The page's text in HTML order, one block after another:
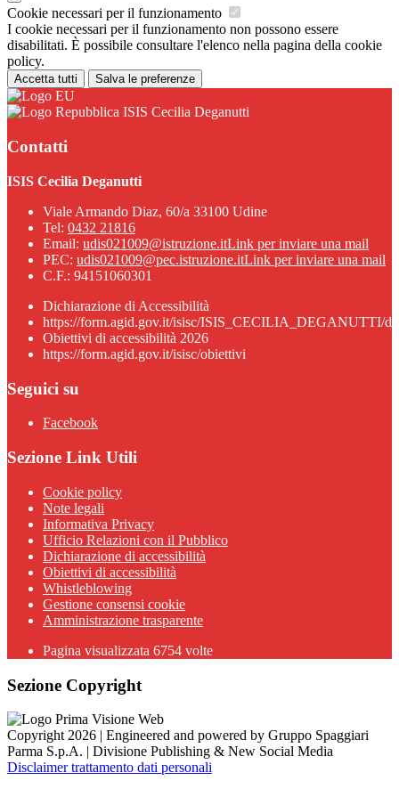
Cookie necessari per il funzionamento
I cookie necessari per il funzionamento non possono essere
disabilitati. È possibile consultare l'elenco nella pagina della cookie
policy.
Accetta tutti Salva le preferenze
ISIS Cecilia Deganutti
Contatti
ISIS Cecilia Deganutti
Viale Armando Diaz, 60/a 33100 Udine
Tel: 0432 21816
Email: udis021009@istruzione.itLink per inviare una mail
PEC: udis021009@pec.istruzione.itLink per inviare una mail
C.F.: 94151060301
Dichiarazione di Accessibilità
https://form.agid.gov.it/isisc/ISIS_CECILIA_DEGANUTTI/
Obiettivi di accessibilità 2026
https://form.agid.gov.it/isisc/obiettivi
Seguici su
Facebook
Sezione Link Utili
Cookie policy
Note legali
Informativa Privacy
Ufficio Relazioni con il Pubblico
Dichiarazione di accessibilità
Obiettivi di accessibilità
Whistleblowing
Gestione consensi cookie
Amministrazione trasparente
Pagina visualizzata 6754 volte
Sezione Copyright
Copyright 2026 | Engineered and powered by Gruppo Spaggiari
Parma S.p.A. | Divisione Publishing & New Social Media
Disclaimer trattamento dati personali